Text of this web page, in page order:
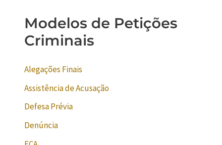
Modelos de Petições
Criminais
Alegações Finais
Assistência de Acusação
Defesa Prévia
Denúncia